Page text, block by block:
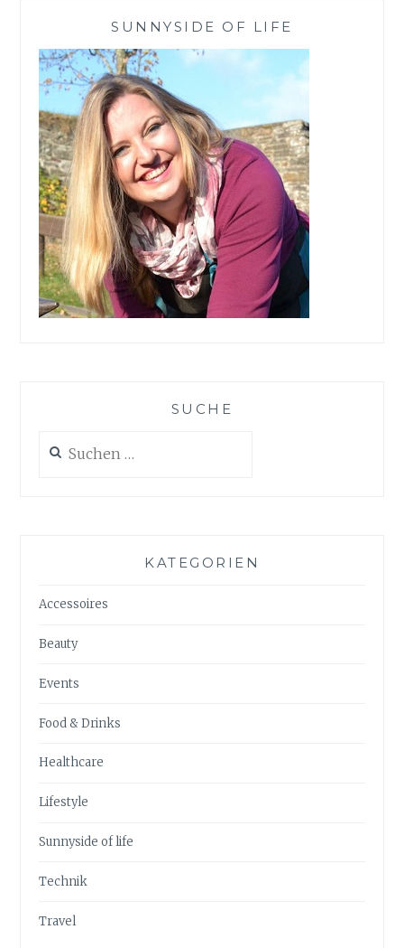
SUNNYSIDE OF LIFE
SUCHE
nach:
KATEGORIEN
Accessoires
Beauty
Events
Food & Drinks
Healthcare
Lifestyle
Sunnyside of life
Technik
Travel